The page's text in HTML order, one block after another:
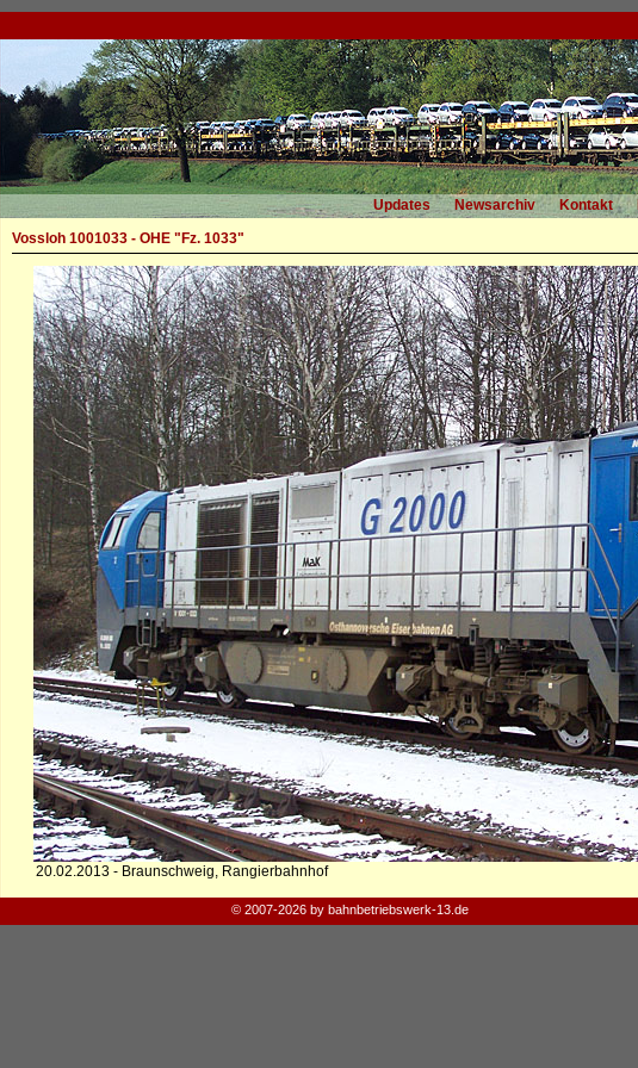
Updates Newsarchiv Kontakt
Vossloh 1001033 - OHE "Fz. 1033"
20.02.2013 - Braunschweig, Rangierbahnhof
© 2007-2026 by bahnbetriebswerk-13.de